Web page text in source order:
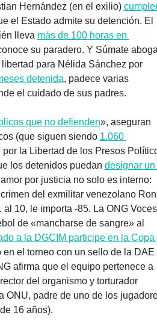
Hernández (en el exilio)
el Estado admite su detención. El
lleva más de 100 horas en
su paradero. Y Súmate
para Nélida Sánchez por
detenida, padece varias
el cuidado de sus padres.
que no defienden», aseguran
(que siguen siendo 1.060
la Libertad de los Presos
los detenidos puedan designar un
del exmilitar venezolano
10, le importa -85. La ONG
de «mancharse de sangre» al
a la DGCIM participe en la Copa
en el torneo con un sello de la DAE
afirma que el equipo pertenece a
del organismo y torturador
ONU, padre de uno de los
16 años).